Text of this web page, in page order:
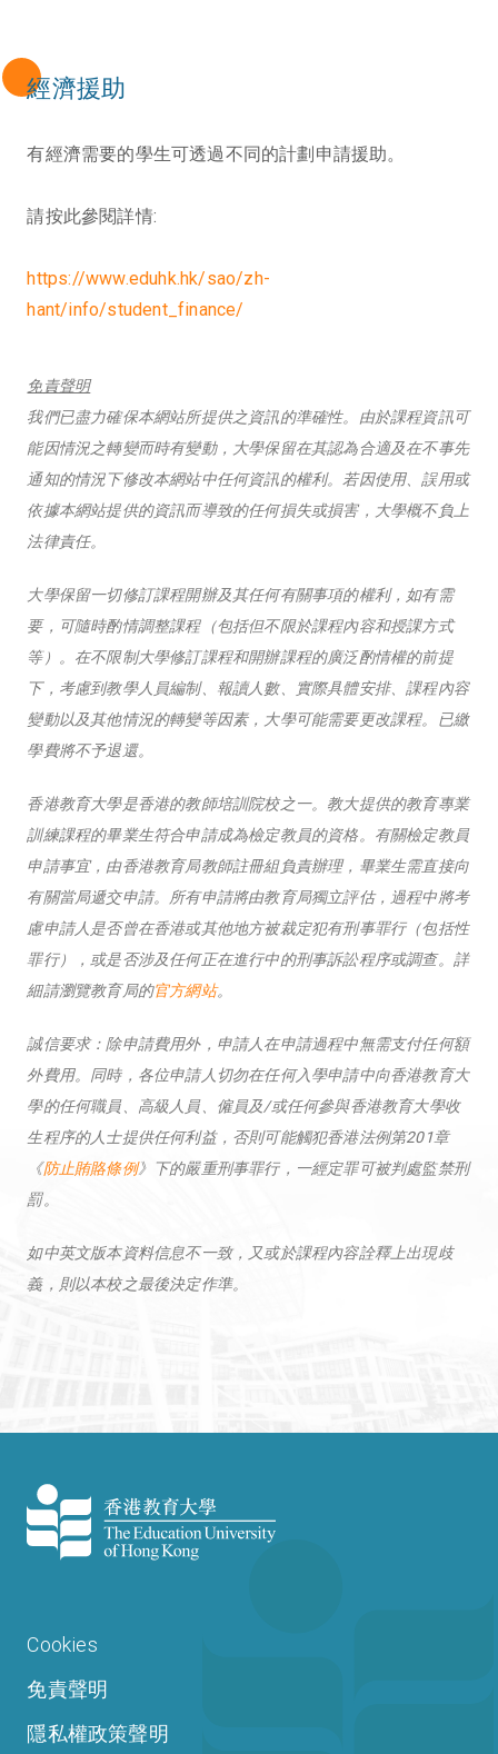
經濟援助
有經濟需要的學生可透過不同的計劃申請援助。
請按此參閱詳情:
https://www.eduhk.hk/sao/zh-
hant/info/student_finance/
免責聲明
我們已盡力確保本網站所提供之資訊的準確性。由於課程資訊可
能因情況之轉變而時有變動，大學保留在其認為合適及在不事先
通知的情況下修改本網站中任何資訊的權利。若因使用、誤用或
依據本網站提供的資訊而導致的任何損失或損害，大學概不負上
法律責任。
大學保留一切修訂課程開辦及其任何有關事項的權利，如有需
要，可隨時酌情調整課程（包括但不限於課程內容和授課方式
等）。在不限制大學修訂課程和開辦課程的廣泛酌情權的前提
下，考慮到教學人員編制、報讀人數、實際具體安排、課程內容
變動以及其他情況的轉變等因素，大學可能需要更改課程。已繳
學費將不予退還。
香港教育大學是香港的教師培訓院校之一。教大提供的教育專業
訓練課程的畢業生符合申請成為檢定教員的資格。有關檢定教員
申請事宜，由香港教育局教師註冊組負責辦理，畢業生需直接向
有關當局遞交申請。所有申請將由教育局獨立評估，過程中將考
慮申請人是否曾在香港或其他地方被裁定犯有刑事罪行（包括性
罪行），或是否涉及任何正在進行中的刑事訴訟程序或調查。詳
細請瀏覽教育局的官方網站。
誠信要求：除申請費用外，申請人在申請過程中無需支付任何額
外費用。同時，各位申請人切勿在任何入學申請中向香港教育大
學的任何職員、高級人員、僱員及/或任何參與香港教育大學收
生程序的人士提供任何利益，否則可能觸犯香港法例第201章
《防止賄賂條例》下的嚴重刑事罪行，一經定罪可被判處監禁刑
罰。
如中英文版本資料信息不一致，又或於課程內容詮釋上出現歧
義，則以本校之最後決定作準。
Cookies
免責聲明
隱私權政策聲明